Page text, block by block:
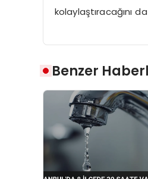
kolaylaştıracağını
Benzer